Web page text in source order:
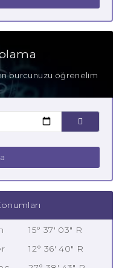
burcunuzu öğrenelim
15° 37' 03" R
12° 36' 40" R